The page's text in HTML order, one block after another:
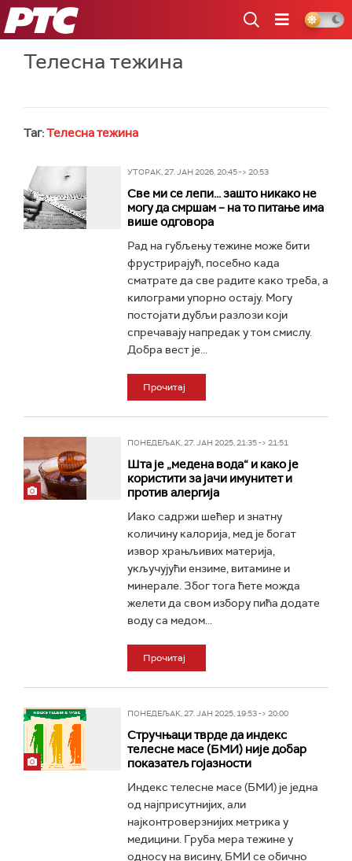
РТС
Телесна тежина
Таг:Телесна тежина
УТОРАК, 27. ЈАН 2026, 20:45 -> 20:53
Све ми се лепи... зашто никако не
могу да смршам – на то питање има
више одговора
Рад на губљењу тежине може бити
фрустрирајућ, посебно када
сматрате да све радите како треба, а
килограми упорно остају. Могу
постојати дубљи разлози који
спречавају напредак у том смислу.
Добра вест је...
Прочитај
ПОНЕДЕЉАК, 27. ЈАН 2025, 21:35 -> 21:51
Шта је „медена вода“ и како је
користити за јачи имунитет и
против алергија
Иако садржи шећер и знатну
количину калорија, мед је богат
извор храњљивих материја,
укључујући ензиме, витамине и
минерале. Због тога ћете можда
желети да свом избору пића додате
воду са медом...
Прочитај
ПОНЕДЕЉАК, 27. ЈАН 2025, 19:53 -> 20:00
Стручњаци тврде да индекс
телесне масе (БМИ) није добар
показатељ гојазности
Индекс телесне масе (БМИ) је једна
од најприсутнијих, али
најконтроверзнијих метрика у
медицини. Груба мера тежине у
односу на висину, БМИ се обично